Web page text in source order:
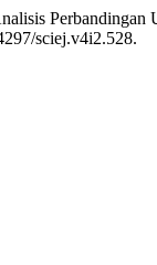
sciej.v4i2.528.